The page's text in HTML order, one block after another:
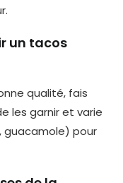
un tacos
qualité, fais
les garnir et varie
guacamole) pour